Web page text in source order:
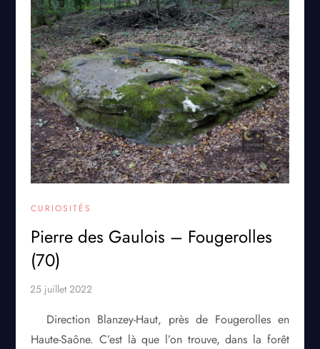
CURIOSITÉS
Pierre des Gaulois – Fougerolles
(70)
Direction Blanzey-Haut, près de Fougerolles en
Haute-Saône. C’est là que l’on trouve, dans la forêt